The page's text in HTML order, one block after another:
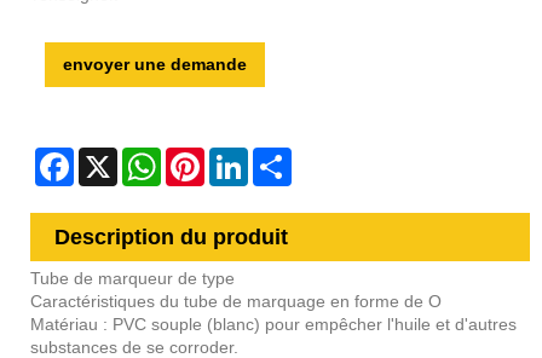
envoyer une demande
Facebook
X WhatsAppPinterestLinkedIn
Description du produit
Tube de marqueur de type
Caractéristiques du tube de marquage en forme de O
Matériau : PVC souple (blanc) pour empêcher l'huile et d'autres
substances de se corroder.